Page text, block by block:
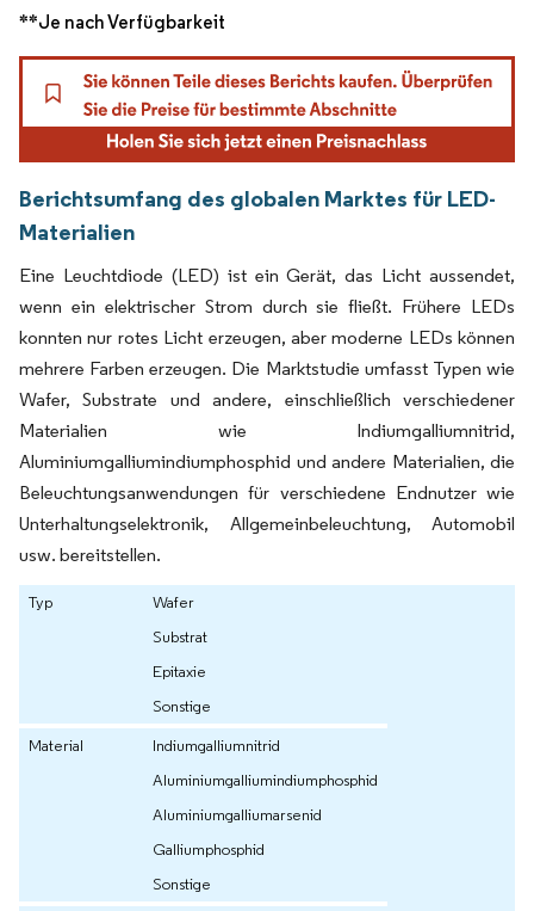
**Je nach Verfügbarkeit
Berichtsumfang des globalen Marktes für LED-
Materialien
Eine Leuchtdiode (LED) ist ein Gerät, das Licht aussendet,
wenn ein elektrischer Strom durch sie fließt. Frühere LEDs
konnten nur rotes Licht erzeugen, aber moderne LEDs können
mehrere Farben erzeugen. Die Marktstudie umfasst Typen wie
Wafer, Substrate und andere, einschließlich verschiedener
Materialien wie Indiumgalliumnitrid,
Aluminiumgalliumindiumphosphid und andere Materialien, die
Beleuchtungsanwendungen für verschiedene Endnutzer wie
Unterhaltungselektronik, Allgemeinbeleuchtung, Automobil
usw. bereitstellen.
Typ
Wafer
Substrat
Epitaxie
Sonstige
Material
Indiumgalliumnitrid
Aluminiumgalliumindiumphosphid
Aluminiumgalliumarsenid
Galliumphosphid
Sonstige